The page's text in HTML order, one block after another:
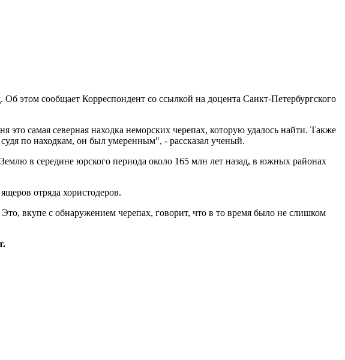
этом сообщает Корреспондент со ссылкой на доцента Санкт-Петербургского
самая северная находка неморских черепах, которую удалось найти. Также
по находкам, он был умеренным", - рассказал ученый.
в середине юрского периода около 165 млн лет назад, в южных районах
отряда хористодеров.
вкупе с обнаружением черепах, говорит, что в то время было не слишком